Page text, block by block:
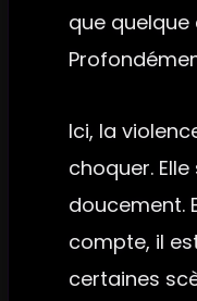
que quelque
Ici, la
choquer. Elle
doucement.
compte, il
certaines